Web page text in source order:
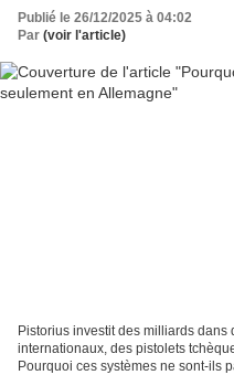
Publié le 26/12/2025 à 04:02
Par (voir l'article)
Pistorius investit des milliards dans
internationaux, des pistolets
Pourquoi ces systèmes ne sont-ils